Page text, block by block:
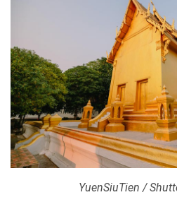
YuenSiuTien /